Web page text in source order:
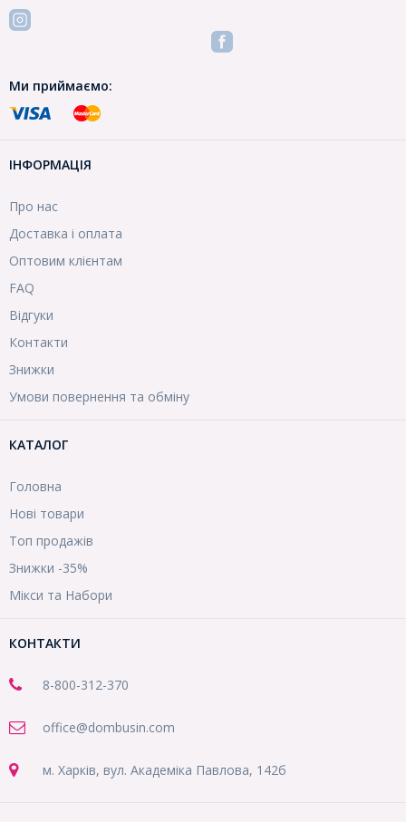
Ми приймаємо:
ІНФОРМАЦІЯ
Про нас
Доставка і оплата
Оптовим клієнтам
FAQ
Відгуки
Контакти
Знижки
Умови повернення та обміну
КАТАЛОГ
Головна
Нові товари
Топ продажів
Знижки -35%
Мікси та Набори
КОНТАКТИ
8-800-312-370
office@dombusin.com
м. Харків, вул. Академіка Павлова, 142б